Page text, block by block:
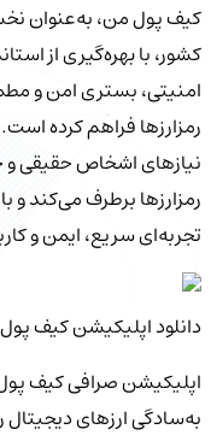
کیف‌ پول من، به‌عنوان
کشور، با بهره‌گیری از
امنیتی، بستری امن و
رمزارزها فراهم کرده
نیازهای اشخاص حقیقی و
رمزارزها برطرف می‌کند و
تجربه‌ای سریع، ایمن و
دانلود اپلیکیشن کیف‌
اپلیکیشن صرافی کیف پول
به‌سادگی ارزهای